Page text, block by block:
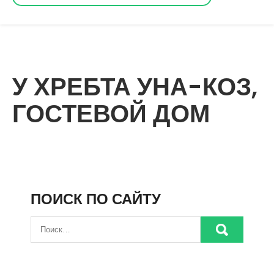
У ХРЕБТА УНА-КОЗ,
ГОСТЕВОЙ ДОМ
ПОИСК ПО САЙТУ